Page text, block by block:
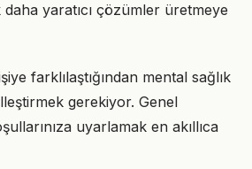
yaratıcı çözümler üretmeye
farklılaştığından mental sağlık
gerekiyor. Genel
uyarlamak en akıllıca